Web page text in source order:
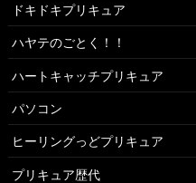
ドキドキプリキュア
ハヤテのごとく！！
ハートキャッチプリキュア
パソコン
ヒーリングっどプリキュア
プリキュア歴代